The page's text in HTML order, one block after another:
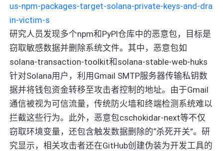
us-npm-packages-target-solana-private-keys-and-dra
in-victim-s
研究人员发现多个npm和PyPI仓库中的恶意包，目标是
窃取敏感数据并删除系统文件。其中，恶意包如
solana-transaction-toolkit和solana-stable-web-huks
针对Solana用户，利用Gmail SMTP服务器传输私钥数
据并将钱包资金转移至攻击者控制的地址。由于Gmail
通信被视为可信流量，传统防火墙和终端检测系统难以
拦截这些行为。此外，恶意包cschokidar-next等不仅
窃取环境变量，还包含触发数据删除的“杀死开关”。研
究显示，相关攻击者还在GitHub创建伪装为开发工具的